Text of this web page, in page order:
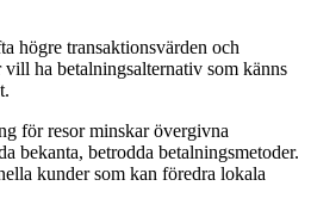
högre transaktionsvärden och
ha betalningsalternativ som känns
för resor minskar övergivna
bekanta, betrodda betalningsmetoder.
kunder som kan föredra lokala